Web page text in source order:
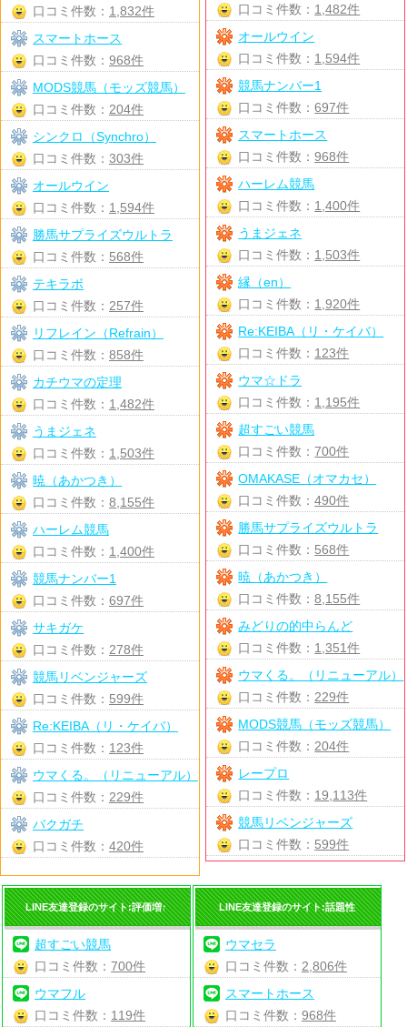
口コミ件数： 1,482件
オールウイン
口コミ件数： 1,594件
競馬ナンバー1
口コミ件数：697件
スマートホース
口コミ件数：968件
ハーレム競馬
口コミ件数： 1,400件
うまジェネ
口コミ件数： 1,503件
縁（en）
口コミ件数： 1,920件
Re:KEIBA（リ・ケイバ）
口コミ件数： 123件
ウマ☆ドラ
口コミ件数： 1,195件
超すごい競馬
口コミ件数：700件
OMAKASE（オマカセ）
口コミ件数：490件
勝馬サプライズウルトラ
口コミ件数： 568件
暁（あかつき）
口コミ件数：8,155件
みどりの的中らんど
口コミ件数： 1,351件
ウマくる。（リニューアル）
口コミ件数： 229件
MODS競馬（モッズ競馬）
口コミ件数： 204件
レープロ
口コミ件数： 19,113件
競馬リベンジャーズ
口コミ件数： 599件
口コミ件数： 1,832件
スマートホース
口コミ件数： 968件
MODS競馬（モッズ競馬）
口コミ件数： 204件
シンクロ（Synchro）
口コミ件数： 303件
オールウイン
口コミ件数： 1,594件
勝馬サプライズウルトラ
口コミ件数： 568件
テキラボ
口コミ件数： 257件
リフレイン（Refrain）
口コミ件数： 858件
カチウマの定理
口コミ件数： 1,482件
うまジェネ
口コミ件数： 1,503件
暁（あかつき）
口コミ件数： 8,155件
ハーレム競馬
口コミ件数： 1,400件
競馬ナンバー1
口コミ件数： 697件
サキガケ
口コミ件数： 278件
競馬リベンジャーズ
口コミ件数： 599件
Re:KEIBA（リ・ケイバ）
口コミ件数： 123件
ウマくる。（リニューアル）
口コミ件数： 229件
バクガチ
口コミ件数： 420件
LINE友達登録のサイト:評価増↑
超すごい競馬
口コミ件数：700件
ウマフル
口コミ件数： 119件
LINE友達登録のサイト:話題性
ウマセラ
口コミ件数： 2,806件
スマートホース
口コミ件数： 968件